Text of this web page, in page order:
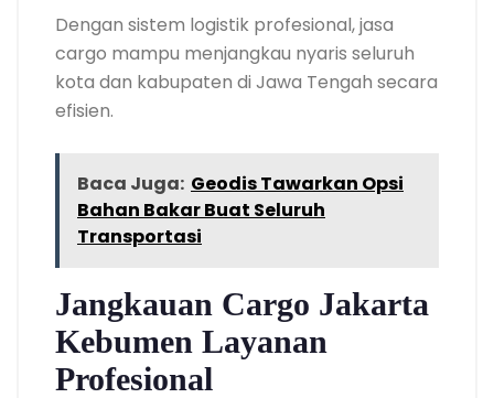
Dengan sistem logistik profesional, jasa
cargo mampu menjangkau nyaris seluruh
kota dan kabupaten di Jawa Tengah secara
efisien.
Baca Juga: Geodis Tawarkan Opsi
Bahan Bakar Buat Seluruh
Transportasi
Jangkauan Cargo Jakarta
Kebumen Layanan
Profesional